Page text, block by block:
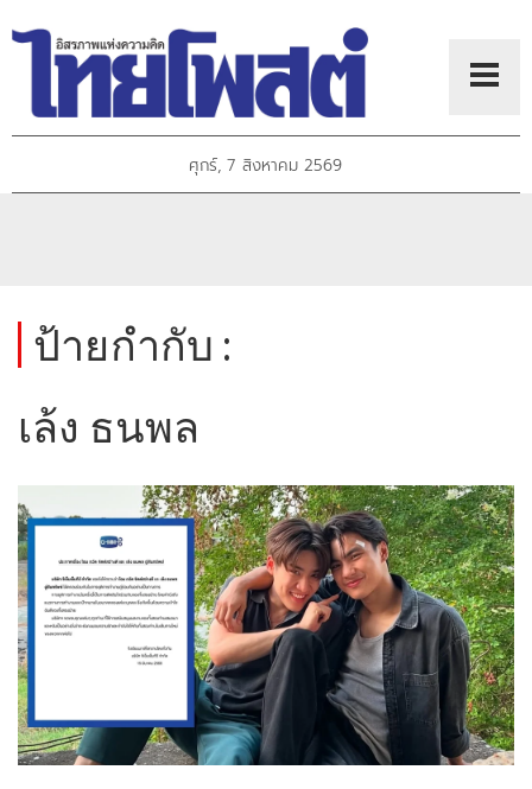
ศุกร์, 7 สิงหาคม 2569
ป้ายกำกับ :
เล้ง ธนพล